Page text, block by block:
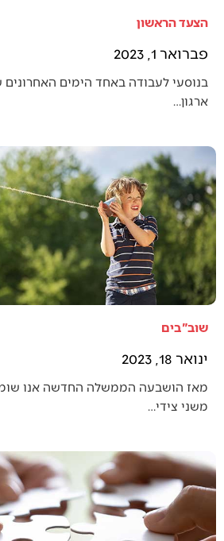
הצעד הראשון
פברואר 1, 2023
בנוסעי לעבודה באחד הימים האחרונים
ארגון…
שוב"בים
ינואר 18, 2023
מאז הושבעה הממשלה החדשה אנו
משני צידי…